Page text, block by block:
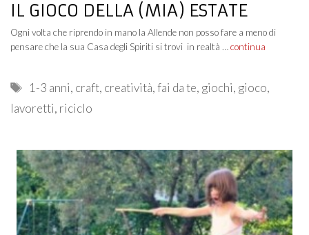
IL GIOCO DELLA (MIA) ESTATE
Ogni volta che riprendo in mano la Allende non posso fare a meno di
pensare che la sua Casa degli Spiriti si trovi in realtà … continua
Tags
1-3 anni, craft, creatività,fai da te, giochi, gioco,
lavoretti, riciclo